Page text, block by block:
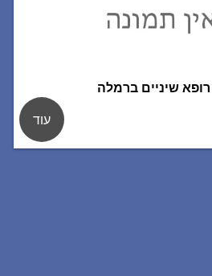
שיניים ברמלה
עוד